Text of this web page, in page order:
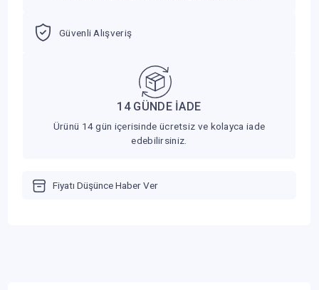
Güvenli Alışveriş
14 GÜNDE İADE
Ürünü 14 gün içerisinde ücretsiz ve kolayca iade
edebilirsiniz.
Fiyatı Düşünce Haber Ver